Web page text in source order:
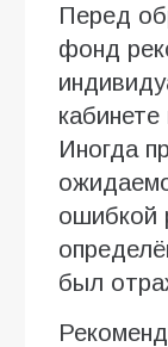
Перед
фонд
кабинете
Иногда
ошибкой
был